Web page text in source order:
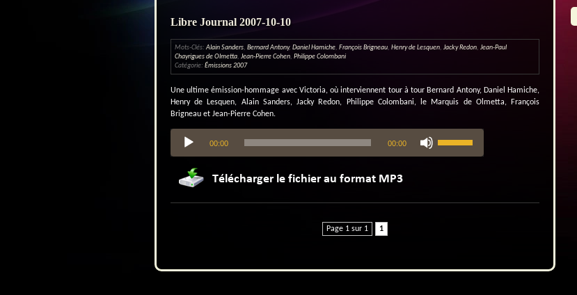
Libre Journal 2007-10-10
Mots-Clés: Alain Sanders, Bernard Antony, Daniel Hamiche, François Brigneau, Henry de Lesquen, Jacky Redon, Jean-Paul
Chayrigues de Olmetta, Jean-Pierre Cohen, Philippe Colombani
Catégorie: Émissions 2007
Une ultime émission-hommage avec Victoria, où interviennent tour à tour Bernard Antony, Daniel Hamiche,
Henry de Lesquen, Alain Sanders, Jacky Redon, Philippe Colombani, le Marquis de Olmetta, François
Brigneau et Jean-Pierre Cohen.
Lecteur
audio
00:00 00:00
les
flèches
ou
Page 1 sur 1 1